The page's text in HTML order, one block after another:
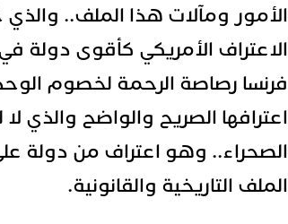
الأمور ومآلات هذا الملف..
الاعتراف الأمريكي كأقوى دولة
فرنسا رصاصة الرحمة لخصوم
اعترافها الصريح والواضح والذي
الصحراء.. وهو اعتراف من دولة
الملف التاريخية والقانونية.